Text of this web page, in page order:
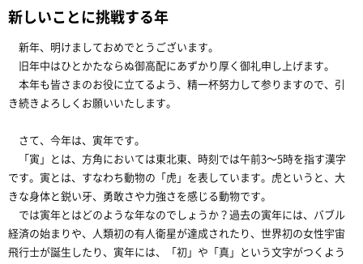
新しいことに挑戦する年
新年、明けましておめでとうございます。
旧年中はひとかたならぬ御高配にあずかり厚く御礼申し上げます。
本年も皆さまのお役に立てるよう、精一杯努力して参りますので、引
き続きよろしくお願いいたします。
さて、今年は、寅年です。
「寅」とは、方角においては東北東、時刻では午前3〜5時を指す漢字
です。寅とは、すなわち動物の「虎」を表しています。虎というと、大
きな身体と鋭い牙、勇敢さや力強さを感じる動物です。
では寅年とはどのような年なのでしょうか？過去の寅年には、バブル
経済の始まりや、人類初の有人衛星が達成されたり、世界初の女性宇宙
飛行士が誕生したり、寅年には、「初」や「真」という文字がつくよう